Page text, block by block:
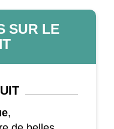
SUR LE
,